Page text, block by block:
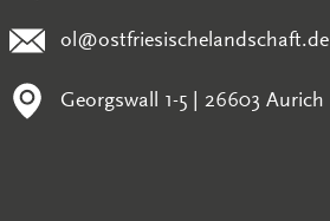
ol@ostfriesischelandschaft.de
Georgswall 1-5 | 26603 Aurich